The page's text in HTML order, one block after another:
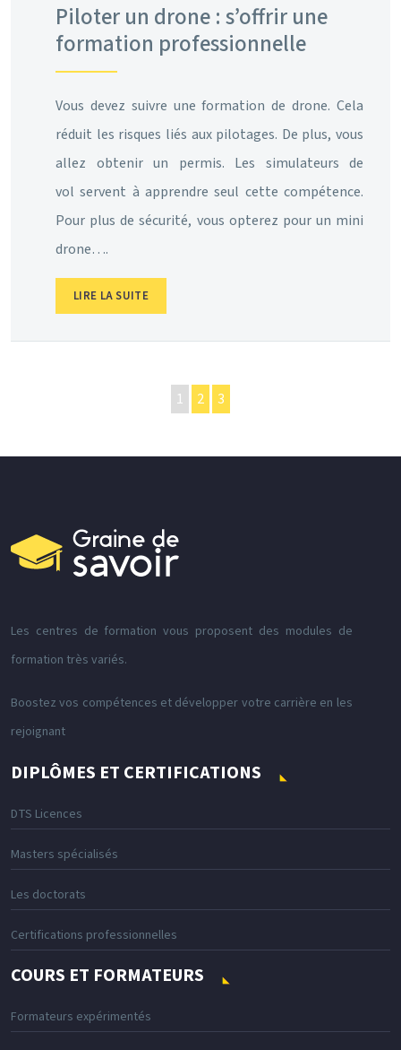
Piloter un drone : s’offrir une
formation professionnelle
Vous devez suivre une formation de drone. Cela
réduit les risques liés aux pilotages. De plus, vous
allez obtenir un permis. Les simulateurs de
vol servent à apprendre seul cette compétence.
Pour plus de sécurité, vous opterez pour un mini
drone….
LIRE LA SUITE
1 2 3
Les centres de formation vous proposent des modules de
formation très variés.
Boostez vos compétences et développer votre carrière en les
rejoignant
DIPLÔMES ET CERTIFICATIONS
DTS Licences
Masters spécialisés
Les doctorats
Certifications professionnelles
COURS ET FORMATEURS
Formateurs expérimentés